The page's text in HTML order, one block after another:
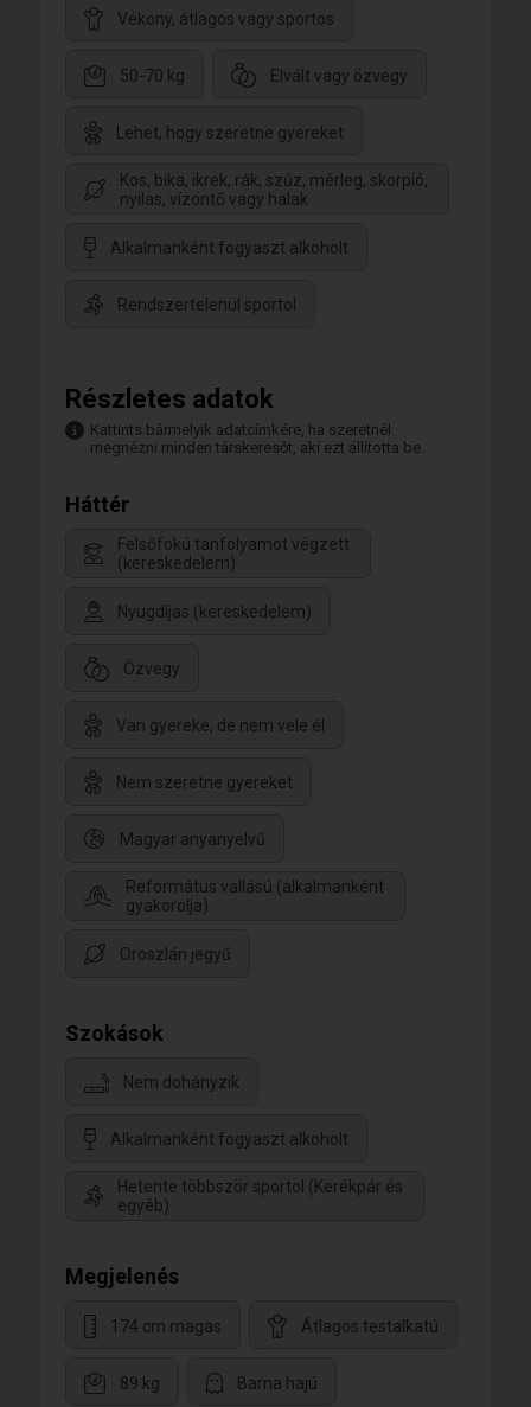
Vékony, átlagos vagy sportos
50-70 kg Elvált vagy özvegy
Lehet, hogy szeretne gyereket
Kos, bika, ikrek, rák, szűz, mérleg, skorpió,
nyilas, vízöntő vagy halak
Alkalmanként fogyaszt alkoholt
Rendszertelenül sportol
Részletes adatok
Kattints bármelyik adatcímkére, ha szeretnél
megnézni minden társkeresőt, aki ezt állította be.
Háttér
Felsőfokú tanfolyamot végzett
(kereskedelem)
Nyugdíjas (kereskedelem)
Özvegy
Van gyereke, de nem vele él
Nem szeretne gyereket
Magyar anyanyelvű
Református vallású (alkalmanként
gyakorolja)
Oroszlán jegyű
Szokások
Nem dohányzik
Alkalmanként fogyaszt alkoholt
Hetente többször sportol (Kerékpár és
egyéb)
Megjelenés
174 cm magas Átlagos testalkatú
89 kg Barna hajú